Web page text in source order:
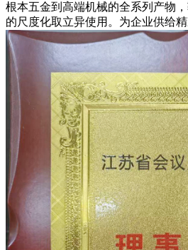
根本五金到高端机械的全系列产物
的尺度化取立异使用。为企业供给精